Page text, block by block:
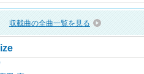
収載曲の全曲一覧を見る